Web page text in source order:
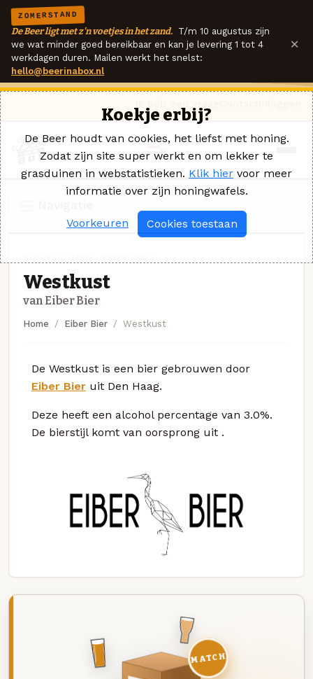
ZOMERSTAND
De Beer ligt met z'n voetjes in het zand. T/m 10 augustus zijn
we wat minder goed bereikbaar en kan je levering 1 tot 4
werkdagen duren. Mailen werkt het snelst:
hello@beerinabox.nl
×
Westkust
van Eiber Bier
Home Eiber Bier Westkust
De Westkust is een bier gebrouwen door
Eiber Bier uit Den Haag.
Deze heeft een alcohol percentage van 3.0%.
De bierstijl komt van oorsprong uit .
MATCH
Koekje erbij?
De Beer houdt van cookies, het liefst met honing.
Zodat zijn site super werkt en om lekker te
grasduinen in webstatistieken. Klik hier voor meer
informatie over zijn honingwafels.
Voorkeuren Cookies toestaan